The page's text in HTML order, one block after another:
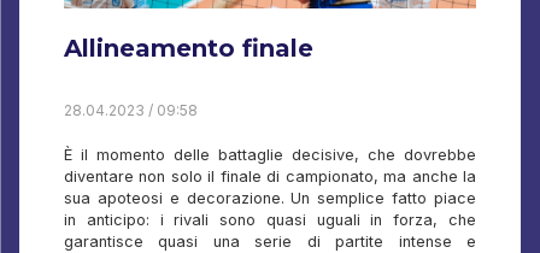
Allineamento finale
28.04.2023 / 09:58
È il momento delle battaglie decisive, che dovrebbe
diventare non solo il finale di campionato, ma anche la
sua apoteosi e decorazione. Un semplice fatto piace
in anticipo: i rivali sono quasi uguali in forza, che
garantisce quasi una serie di partite intense e